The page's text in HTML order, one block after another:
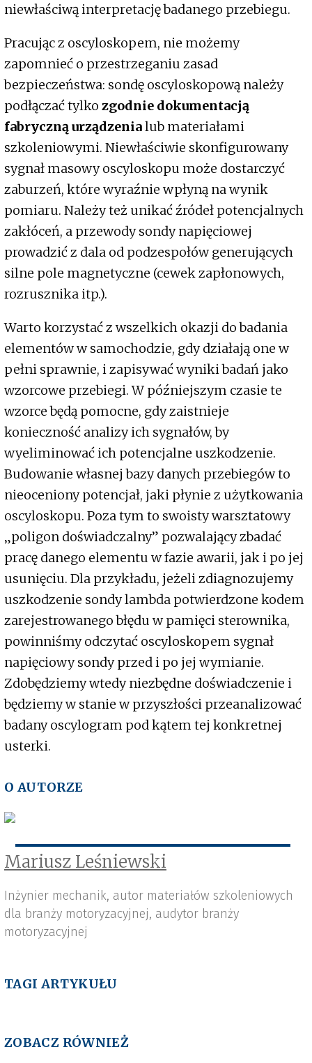
niewłaściwą interpretację badanego przebiegu.
Pracując z oscyloskopem, nie możemy
zapomnieć o przestrzeganiu zasad
bezpieczeństwa: sondę oscyloskopową należy
podłączać tylko zgodnie dokumentacją
fabryczną urządzenialub materiałami
szkoleniowymi. Niewłaściwie skonfigurowany
sygnał masowy oscyloskopu może dostarczyć
zaburzeń, które wyraźnie wpłyną na wynik
pomiaru. Należy też unikać źródeł potencjalnych
zakłóceń, a przewody sondy napięciowej
prowadzić z dala od podzespołów generujących
silne pole magnetyczne (cewek zapłonowych,
rozrusznika itp.).
Warto korzystać z wszelkich okazji do badania
elementów w samochodzie, gdy działają one w
pełni sprawnie, i zapisywać wyniki badań jako
wzorcowe przebiegi. W późniejszym czasie te
wzorce będą pomocne, gdy zaistnieje
konieczność analizy ich sygnałów, by
wyeliminować ich potencjalne uszkodzenie.
Budowanie własnej bazy danych przebiegów to
nieoceniony potencjał, jaki płynie z użytkowania
oscyloskopu. Poza tym to swoisty warsztatowy
„poligon doświadczalny” pozwalający zbadać
pracę danego elementu w fazie awarii, jak i po jej
usunięciu. Dla przykładu, jeżeli zdiagnozujemy
uszkodzenie sondy lambda potwierdzone kodem
zarejestrowanego błędu w pamięci sterownika,
powinniśmy odczytać oscyloskopem sygnał
napięciowy sondy przed i po jej wymianie.
Zdobędziemy wtedy niezbędne doświadczenie i
będziemy w stanie w przyszłości przeanalizować
badany oscylogram pod kątem tej konkretnej
usterki.
O AUTORZE
Mariusz Leśniewski
Inżynier mechanik, autor materiałów szkoleniowych
dla branży motoryzacyjnej, audytor branży
motoryzacyjnej
TAGI ARTYKUŁU
ZOBACZ RÓWNIEŻ